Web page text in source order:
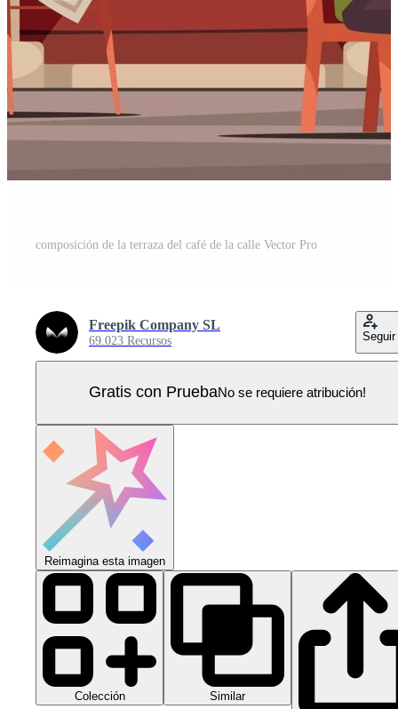
composición de la terraza del café de la calle Vector Pro
Freepik Company SL
69.023 Recursos Seguir
Gratis con PruebaNo se requiere atribución!
Reimagina esta imagen
Colección Similar